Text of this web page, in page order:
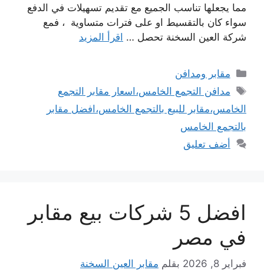
مما يجعلها تناسب الجميع مع تقديم تسهيلات في الدفع
سواء كان بالتقسيط او على فترات متساوية ، فمع
شركة العين السخنة تحصل … اقرأ المزيد
التصنيفات
مقابر ومدافن
الوسوم
مدافن التجمع الخامس،اسعار مقابر التجمع
الخامس،مقابر للبيع بالتجمع الخامس،افضل مقابر
بالتجمع الخامس
أضف تعليق
افضل 5 شركات بيع مقابر
في مصر
فبراير 8, 2026 بقلم مقابر العين السخنة